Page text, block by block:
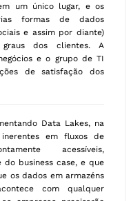
um único lugar, e os
formas de dados
e assim por diante)
dos clientes. A
e o grupo de TI
de satisfação dos
Data Lakes, na
em fluxos de
acessíveis,
business case, e que
os dados em armazéns
com qualquer